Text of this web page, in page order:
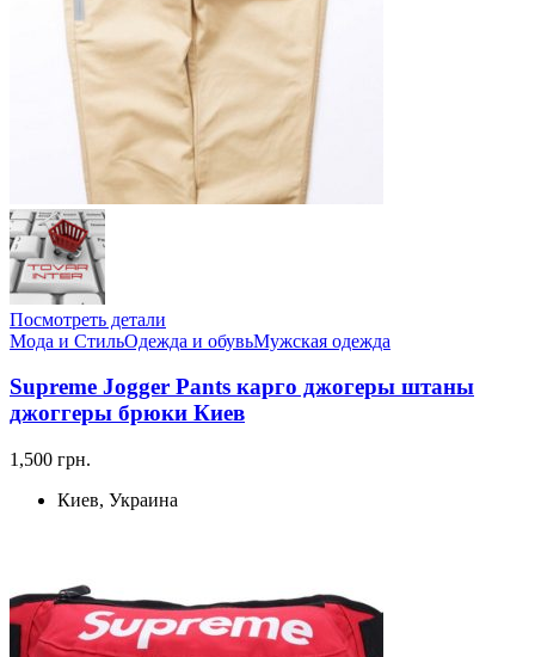
Посмотреть детали
Мода и СтильОдежда и обувьМужская одежда
Supreme Jogger Pants карго джогеры штаны
джоггеры брюки Киев
1,500 грн.
Киев, Украина